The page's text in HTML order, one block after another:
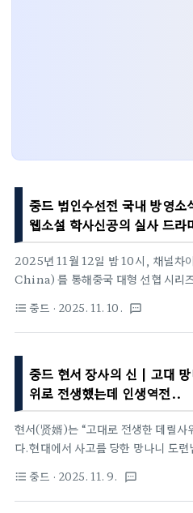
중드 범인수선전 국내 방영
웹소설 학사신공의 실사 드라
2025년 11월 12일 밤 10시, 채널
China) 를 통해중국 대형 선협 시리
공으로 출간된 소설을 원작으로 하며,
의 대표 작가 망어의 장대한 세계관을
작품이다.주연 양양은 평범한 인간 한
중하게 그려냈다.천재가 아닌 ‘범인’
정을, 절제된 감정과 서정적인 연기로
한 특효보다 ‘노력과 인내’를 중심에
선협물의 초월적 영웅 서사와는 다른
보여준다.📘 기본정보유쿠 예고편 채
원작범인수선전(凡人修仙传) / 작가
语)각본왕유인(王裕仁), 가동암(贾
format_list_bulleted 중드 · 2025. 11. 10. textsms
중드 현서 장사의 신 | 고대
위로 전생했는데 인생역전..
현서(贤婿)는 “고대로 전생한 데릴사
다.현대에서 사고를 당한 망나니 도련
시작한다.눈치 밥 먹는 신세지만, 장사
내준다.차를 팔고 술을 빚고 신문을
format_list_bulleted 중드 · 2025. 11. 9. textsms